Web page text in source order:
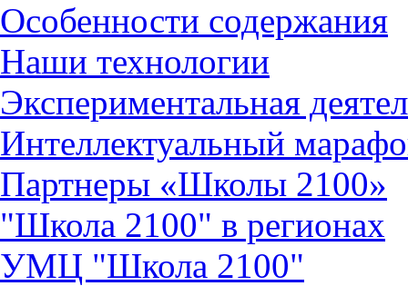
Особенности содержания
Наши технологии
Экспериментальная
Интеллектуальный
Партнеры «Школы 2100»
"Школа 2100" в регионах
УМЦ "Школа 2100"